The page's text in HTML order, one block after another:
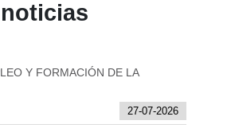
Y FORMACIÓN DE LA
27-07-2026